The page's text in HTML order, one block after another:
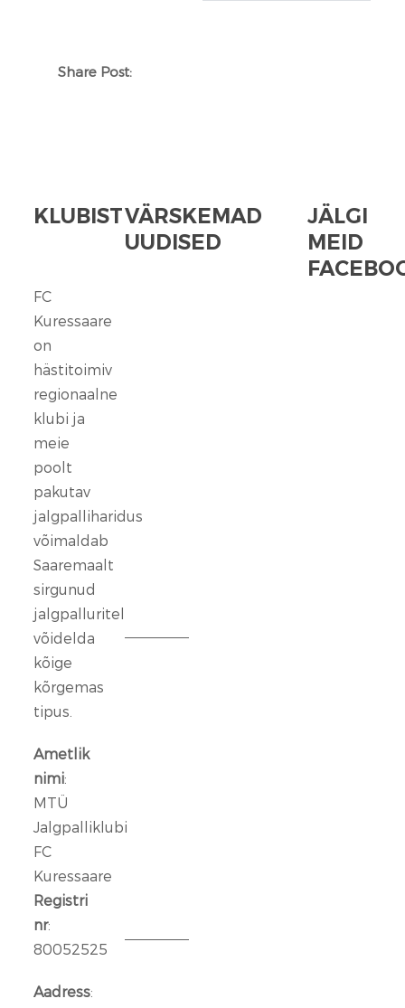
Share Post:
KLUBIST
FC
Kuressaare
on
hästitoimiv
regionaalne
klubi ja
meie
poolt
pakutav
jalgpalliharidus
võimaldab
Saaremaalt
sirgunud
jalgpalluritel
võidelda
kõige
kõrgemas
tipus.
Ametlik
nimi:
MTÜ
Jalgpalliklubi
FC
Kuressaare
Registri
nr:
80052525
Aadress:
VÄRSKEMAD
UUDISED
JÄLGI
MEID